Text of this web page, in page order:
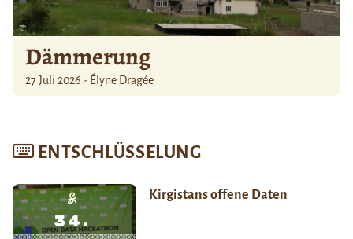
Dämmerung
27 Juli 2026 - Élyne Dragée
ENTSCHLÜSSELUNG
Kirgistans offene Daten